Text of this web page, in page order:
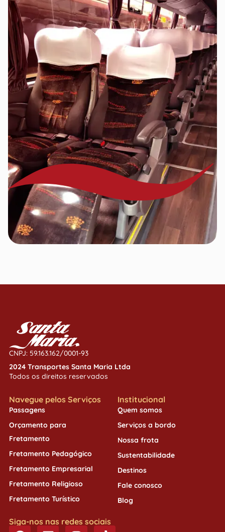
CNPJ: 59.163.162/0001-93
2024 Transportes Santa Maria Ltda
Todos os direitos reservados
Navegue pelos Serviços
Passagens
Orçamento para
Fretamento
Fretamento Pedagógico
Fretamento Empresarial
Fretamento Religioso
Fretamento Turístico
Institucional
Quem somos
Serviços a bordo
Nossa frota
Sustentabilidade
Destinos
Fale conosco
Blog
Siga-nos nas redes sociais